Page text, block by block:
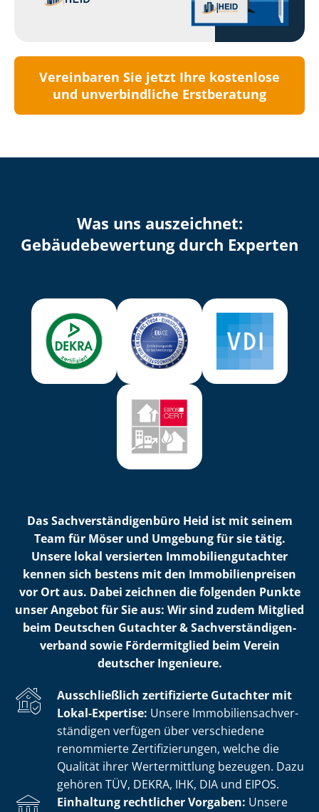
Vereinbaren Sie jetzt Ihre kostenlose
und unverbindliche Erstberatung
Was uns auszeichnet:
Ge­bäu­de­be­wer­tung durch Experten
Das Sach­ver­stän­di­gen­bü­ro Heid ist mit seinem
Team für Möser und Umgebung für sie tätig.
Unsere lokal versierten Im­mo­bi­li­en­gut­ach­ter
kennen sich bestens mit den Im­mo­bi­li­en­prei­sen
vor Ort aus. Dabei zeichnen die folgenden Punkte
unser Angebot für Sie aus: Wir sind zudem Mitglied
beim Deutschen Gutachter & Sach­ver­stän­di­gen­
ver­band sowie Fördermitglied beim Verein
deutscher Ingenieure.
Ausschließlich zertifizierte Gutachter mit
Lokal-Expertise: Unsere Im­mo­bi­li­en­sach­ver­
stän­di­gen verfügen über verschiedene
renommierte Zer­ti­fi­zie­run­gen, welche die
Qualität ihrer Wertermittlung bezeugen. Dazu
gehören TÜV, DEKRA, IHK, DIA und EIPOS.
Einhaltung rechtlicher Vorgaben: Unsere